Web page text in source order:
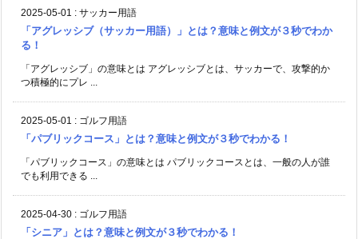
2025-05-01 : サッカー用語
「アグレッシブ（サッカー用語）」とは？意味と例文が３秒でわか
る！
「アグレッシブ」の意味とは アグレッシブとは、サッカーで、攻撃的か
つ積極的にプレ ...
2025-05-01 : ゴルフ用語
「パブリックコース」とは？意味と例文が３秒でわかる！
「パブリックコース」の意味とは パブリックコースとは、一般の人が誰
でも利用できる ...
2025-04-30 : ゴルフ用語
「シニア」とは？意味と例文が３秒でわかる！